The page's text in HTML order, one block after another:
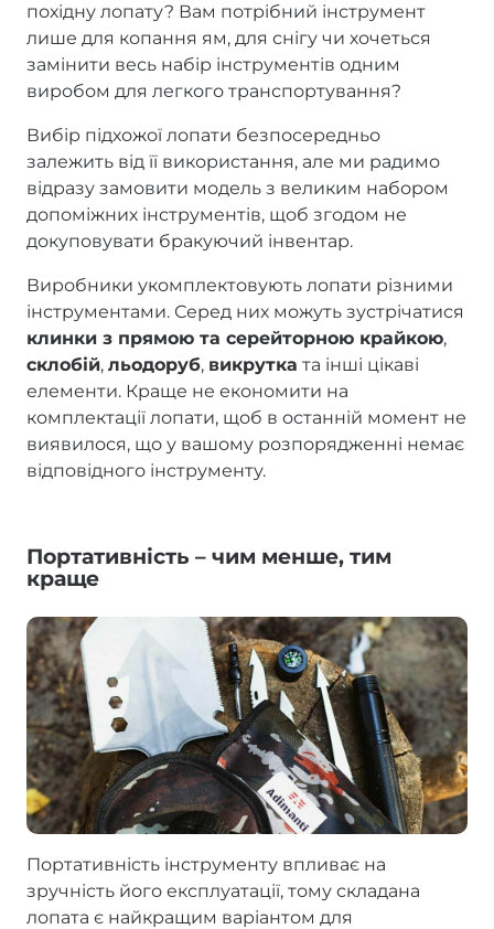
похідну лопату? Вам потрібний інструмент
лише для копання ям, для снігу чи хочеться
замінити весь набір інструментів одним
виробом для легкого транспортування?
Вибір підхожої лопати безпосередньо
залежить від її використання, але ми радимо
відразу замовити модель з великим набором
допоміжних інструментів, щоб згодом не
докуповувати бракуючий інвентар.
Виробники укомплектовують лопати різними
інструментами. Серед них можуть зустрічатися
клинки з прямою та серейторною крайкою,
склобій, льодоруб, викрутка та інші цікаві
елементи. Краще не економити на
комплектації лопати, щоб в останній момент не
виявилося, що у вашому розпорядженні немає
відповідного інструменту.
Портативність – чим менше, тим
краще
Портативність інструменту впливає на
зручність його експлуатації, тому складана
лопата є найкращим варіантом для